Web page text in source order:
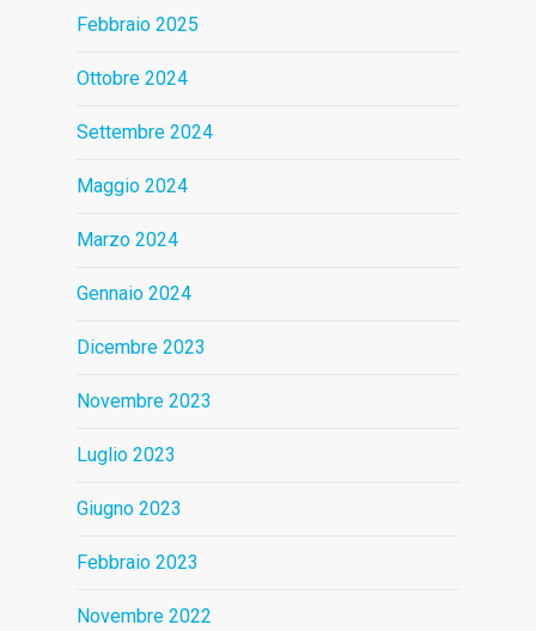
Febbraio 2025
Ottobre 2024
Settembre 2024
Maggio 2024
Marzo 2024
Gennaio 2024
Dicembre 2023
Novembre 2023
Luglio 2023
Giugno 2023
Febbraio 2023
Novembre 2022